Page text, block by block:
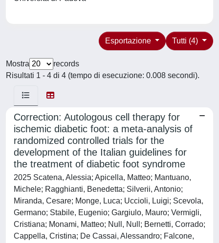
Tutti (4)
Esportazione
Mostra
records
Risultati 1 - 4 di 4 (tempo di esecuzione: 0.008 secondi).
Correction: Autologous cell therapy for
ischemic diabetic foot: a meta-analysis of
randomized controlled trials for the
development of the Italian guidelines for
the treatment of diabetic foot syndrome
2025 Scatena, Alessia; Apicella, Matteo; Mantuano,
Michele; Ragghianti, Benedetta; Silverii, Antonio;
Miranda, Cesare; Monge, Luca; Uccioli, Luigi; Scevola,
Germano; Stabile, Eugenio; Gargiulo, Mauro; Vermigli,
Cristiana; Monami, Matteo; Null, Null; Bernetti, Corrado;
Cappella, Cristina; De Cassai, Alessandro; Falcone,